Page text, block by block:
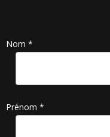
Nom *
Prénom *